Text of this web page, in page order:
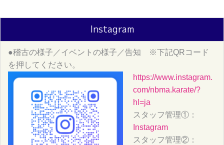
Instagram
●稽古の様子／イベントの様子／告知 ※下記QRコード
を押してください。
https://www.instagram.
com/nbma.karate/?
hl=ja
スタッフ管理①：
Instagram
スタッフ管理②：